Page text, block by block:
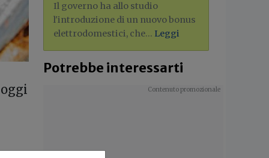
Il governo ha allo studio
l'introduzione di un nuovo bonus
elettrodomestici, che... Leggi
Potrebbe interessarti